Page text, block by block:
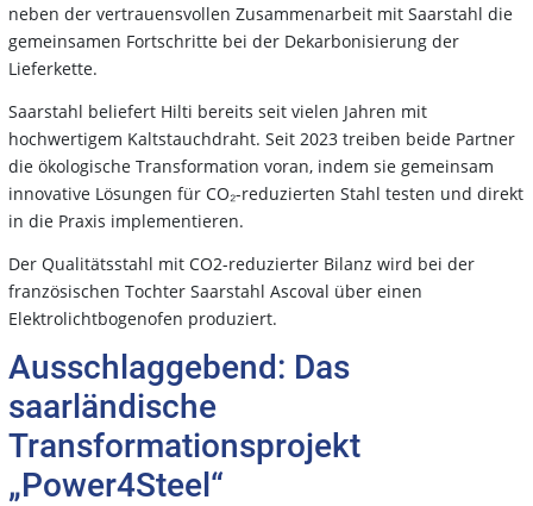
neben der vertrauensvollen Zusammenarbeit mit Saarstahl die
gemeinsamen Fortschritte bei der Dekarbonisierung der
Lieferkette.
Saarstahl beliefert Hilti bereits seit vielen Jahren mit
hochwertigem Kaltstauchdraht. Seit 2023 treiben beide Partner
die ökologische Transformation voran, indem sie gemeinsam
innovative Lösungen für CO₂-reduzierten Stahl testen und direkt
in die Praxis implementieren.
Der Qualitätsstahl mit CO2-reduzierter Bilanz wird bei der
französischen Tochter Saarstahl Ascoval über einen
Elektrolichtbogenofen produziert.
Ausschlaggebend: Das
saarländische
Transformationsprojekt
„Power4Steel“